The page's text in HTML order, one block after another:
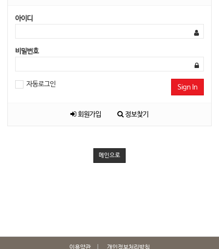
아이디
비밀번호
자동로그인 Sign In
회원가입 정보찾기
메인으로
이용약관 개인정보처리방침